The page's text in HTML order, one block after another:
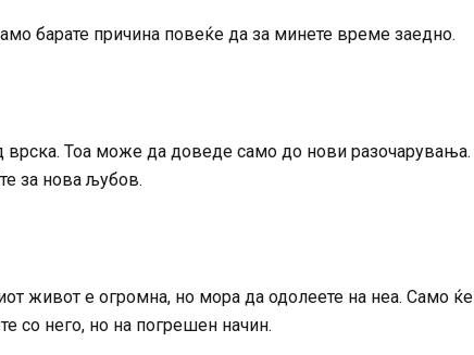
барате причина повеќе да за минете време заедно.
врска. Тоа може да доведе само до нови разочарувања.
за нова љубов.
живот е огромна, но мора да одолеете на неа. Само ќе
со него, но на погрешен начин.